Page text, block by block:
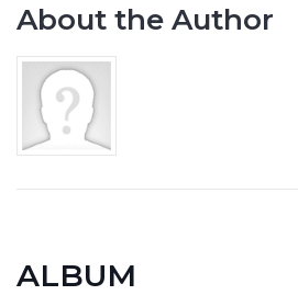
About the Author
ALBUM